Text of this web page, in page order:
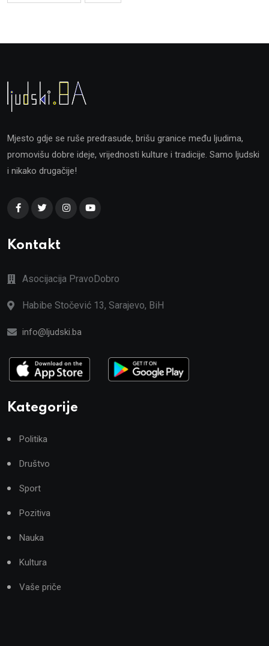
Mjesto gdje se ruše predrasude, brišu granice među ljudima,
promovišu dobre ideje, vrijednosti kulture i tradicije. Samo ljudski
i nikako drugačije!
Kontakt
Asocijacija PravoDobro
Habibe Stočević 13, Sarajevo, BiH
info@ljudski.ba
Kategorije
Politika
Društvo
Sport
Pozitiva
Nauka
Kultura
Vaše priče